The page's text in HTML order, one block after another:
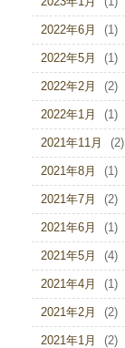
2022年6月 (1)
2022年5月 (1)
2022年2月 (2)
2022年1月 (1)
2021年11月 (2)
2021年8月 (1)
2021年7月 (2)
2021年6月 (1)
2021年5月 (4)
2021年4月 (1)
2021年2月 (2)
2021年1月 (2)